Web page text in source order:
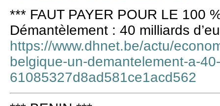
*** FAUT PAYER POUR LE 100
Démantèlement : 40 milliards
https://www.dhnet.be/actu/
belgique-un-demantelement-a-
61085327d8ad581ce1acd562